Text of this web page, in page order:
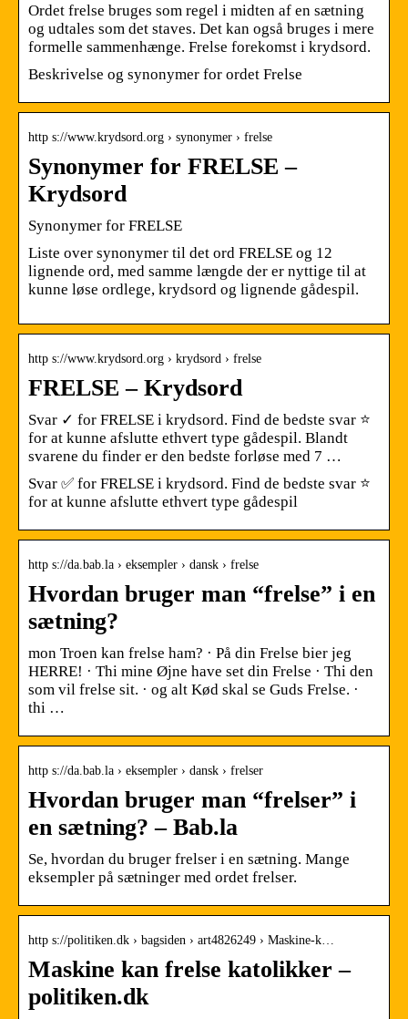
Ordet frelse bruges som regel i midten af ​​en sætning
og udtales som det staves. Det kan også bruges i mere
formelle sammenhænge. Frelse forekomst i krydsord.
Beskrivelse og synonymer for ordet Frelse
http s://www.krydsord.org › synonymer › frelse
Synonymer for FRELSE –
Krydsord
Synonymer for FRELSE
Liste over synonymer til det ord FRELSE og 12
lignende ord, med samme længde der er nyttige til at
kunne løse ordlege, krydsord og lignende gådespil.
http s://www.krydsord.org › krydsord › frelse
FRELSE – Krydsord
Svar ✓ for FRELSE i krydsord. Find de bedste svar ⭐
for at kunne afslutte ethvert type gådespil. Blandt
svarene du finder er den bedste forløse med 7 …
Svar ✅ for FRELSE i krydsord. Find de bedste svar ⭐
for at kunne afslutte ethvert type gådespil
http s://da.bab.la › eksempler › dansk › frelse
Hvordan bruger man “frelse” i en
sætning?
mon Troen kan frelse ham? · På din Frelse bier jeg
HERRE! · Thi mine Øjne have set din Frelse · Thi den
som vil frelse sit. · og alt Kød skal se Guds Frelse. ·
thi …
http s://da.bab.la › eksempler › dansk › frelser
Hvordan bruger man “frelser” i
en sætning? – Bab.la
Se, hvordan du bruger frelser i en sætning. Mange
eksempler på sætninger med ordet frelser.
http s://politiken.dk › bagsiden › art4826249 › Maskine-k…
Maskine kan frelse katolikker –
politiken.dk